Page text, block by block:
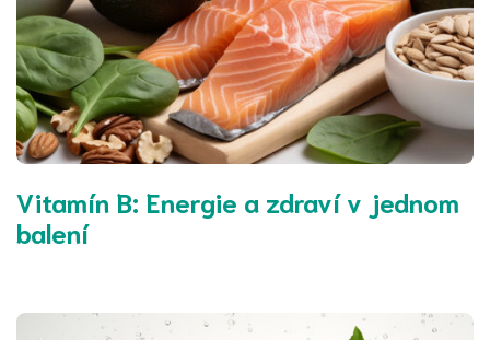
Vitamín B: Energie a zdraví v jednom
balení